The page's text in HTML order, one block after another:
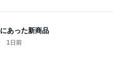
あった新商品
1日前